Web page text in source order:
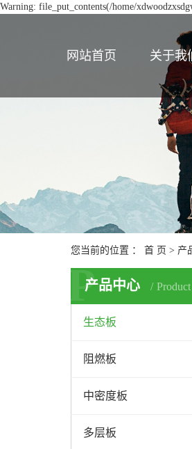
Warning: file_put_contents(/home/
网站首页 关于我
您当前的位置 ： 首 页 > 产
产品中心 Product
P
生态板
阻燃板
中密度板
多层板